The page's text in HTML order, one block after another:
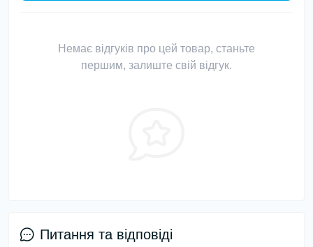
Немає відгуків про цей товар, станьте
першим, залиште свій відгук.
Питання та відповіді